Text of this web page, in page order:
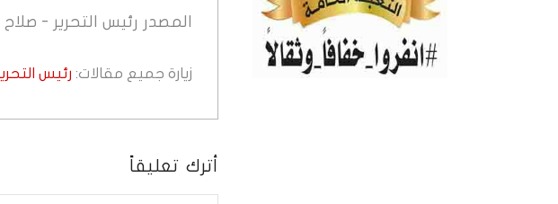
المصدر رئيس التحرير -
زيارة جميع مقالات: رئيس
أترك تعليقاً